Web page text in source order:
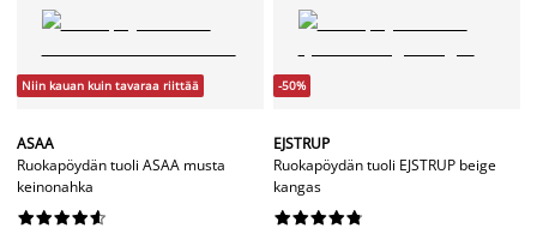
Niin kauan kuin tavaraa riittää
ASAA
Ruokapöydän tuoli ASAA musta
keinonahka






-50%
EJSTRUP
Ruokapöydän tuoli EJSTRUP beige
kangas





